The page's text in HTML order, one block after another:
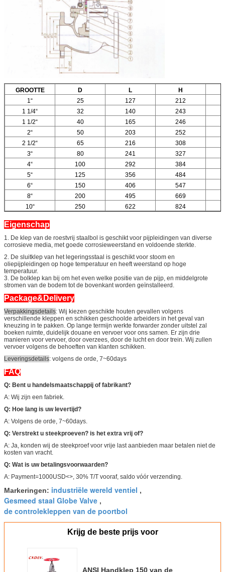
GROOTTE D L
H
1“
25 127
212
1 1/4“
32 140
243
1 1/2“
40 165
246
2“
50 203
252
2 1/2“
65 216
308
3“
80 241
327
4“
100 292
384
5“
125 356
484
6“
150 406
547
8“
200 495
669
10“
250 622 824
Eigenschap
1. De klep van de roestvrij staalbol is geschikt voor pijpleidingen van diverse
corrosieve media, met goede corrosieweerstand en voldoende sterkte.
2. De sluitklep van het legeringsstaal is geschikt voor stoom en
oliepijpleidingen op hoge temperatuur en heeft weerstand op hoge
temperatuur.
3. De bolklep kan bij om het even welke positie van de pijp, en middelgrote
stromen van de bodem tot de bovenkant worden geïnstalleerd.
Package&Delivery
Verpakkingsdetails: Wij kiezen geschikte houten gevallen volgens
verschillende kleppen en schikken geschoolde arbeiders in het geval van
kneuzing in te pakken. Op lange termijn werkte forwarder zonder uitstel zal
boeken ruimte, duidelijk douane en vervoer voor ons samen. Er zijn drie
manieren voor vervoer, door overzees, door de lucht en door trein. Wij zullen
vervoer volgens de behoeften van klanten schikken.
Leveringsdetails: volgens de orde, 7~60days
FAQ
Q: Bent u handelsmaatschappij of fabrikant?
A: Wij zijn een fabriek.
Q: Hoe lang is uw levertijd?
A: Volgens de orde, 7~60days.
Q: Verstrekt u steekproeven? is het extra vrij of?
A: Ja, konden wij de steekproef voor vrije last aanbieden maar betalen niet de
kosten van vracht.
Q: Wat is uw betalingsvoorwaarden?
A: Payment=1000USD<>, 30% T/T vooraf, saldo vóór verzending.
Markeringen: industriële wereld ventiel ,
Gesmeed staal Globe Valve ,
de controlekleppen van de poortbol
Krijg de beste prijs voor
ANSI Handklep 150 van de